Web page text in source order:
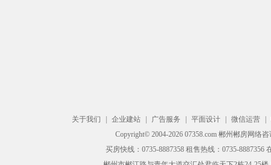
关于我们 企业建站 广告服务 平面设计 微信运营
Copyright© 2004-2026 07358.com 郴州郴房网络
买房快线：0735-8887358 租售热线：0735-8887356